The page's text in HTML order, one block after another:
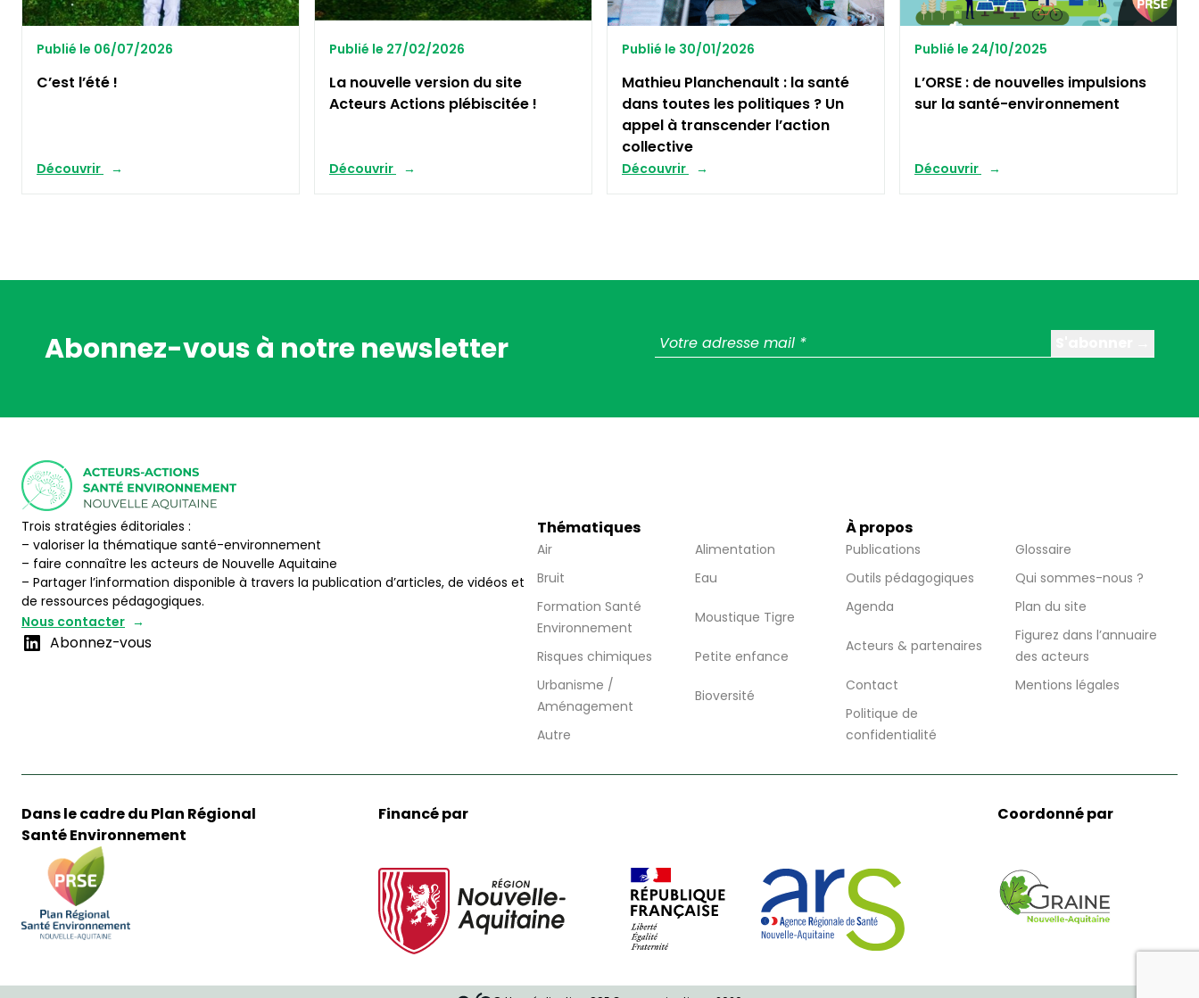
Publié le 06/07/2026
C’est l’été !
Découvrir
Publié le 27/02/2026
La nouvelle version du site
Acteurs Actions plébiscitée !
Découvrir
Publié le 30/01/2026
Mathieu Planchenault : la santé
dans toutes les politiques ? Un
appel à transcender l’action
collective
Découvrir
Publié le 24/10/2025
L’ORSE : de nouvelles impulsions
sur la santé-environnement
Découvrir
Abonnez-vous à notre newsletter
Trois stratégies éditoriales :
– valoriser la thématique santé-environnement
– faire connaître les acteurs de Nouvelle Aquitaine
– Partager l’information disponible à travers la publication d’articles, de vidéos et
de ressources pédagogiques.
Nous contacter
Abonnez-vous
Thématiques
Air
Alimentation
Bruit
Eau
Formation Santé
Environnement
Moustique Tigre
Risques chimiques
Petite enfance
Urbanisme /
Aménagement
Bioversité
Autre
À propos
Publications
Glossaire
Outils pédagogiques
Qui sommes-nous ?
Agenda
Plan du site
Acteurs & partenaires
Figurez dans l’annuaire
des acteurs
Contact
Mentions légales
Politique de
confidentialité
Dans le cadre du Plan Régional
Santé Environnement
Financé par Coordonné par